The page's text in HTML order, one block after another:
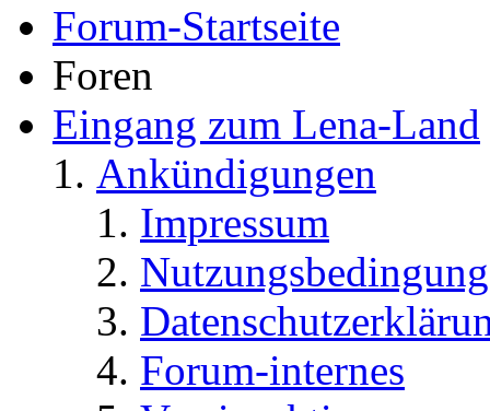
Forum-Startseite
Foren
Eingang zum Lena-Land
Ankündigungen
Impressum
Forum-internes